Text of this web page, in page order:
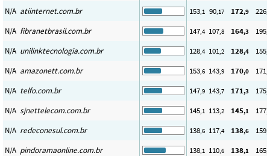
N/A atiinternet.com.br 153,1 90,17 172,9 226
N/A fibranetbrasil.com.br 147,4 107,8 164,3 195
N/A unilinktecnologia.com.br 128,4 101,2 128,4 155
N/A amazonett.com.br 153,6 143,9 170,0 171
N/A telfo.com.br 147,9 143,7 171,3 175
N/A sjnettelecom.com.br 145,1 113,2 145,1 177
N/A redeconesul.com.br 138,6 117,4 138,6 159
N/A pindoramaonline.com.br 138,1 110,6 138,1 165